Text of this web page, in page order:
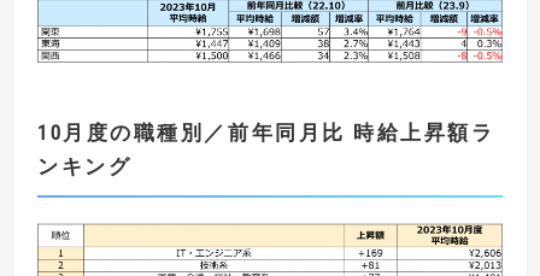
10 月度の職種別／前年同月比 時給上昇額ラ
ンキング